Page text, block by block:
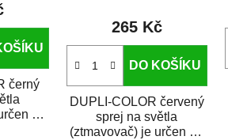
černý
na
265 Kč
DO KOŠÍKU
DUPLI-COLOR červený
sprej na světla
(ztmavovač) je určen na